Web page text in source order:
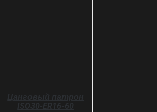
Цанговый патрон
ISO30-ER16-60